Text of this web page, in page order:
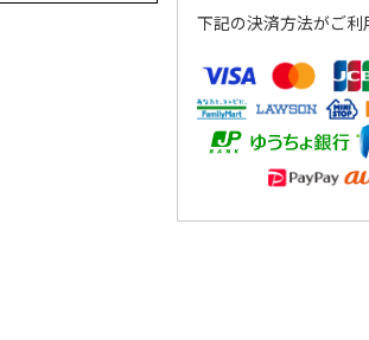
下記の決済方法がご利